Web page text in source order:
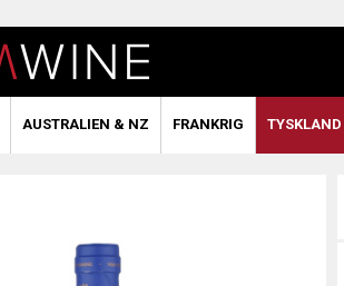
AUSTRALIEN & NZ FRANKRIG TYSKLAND